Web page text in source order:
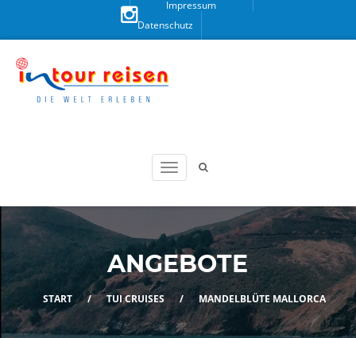
Sie uns
auf
Impressum
Datenschutz
ANGEBOTE
START / TUI CRUISES / MANDELBLÜTE MALLORCA